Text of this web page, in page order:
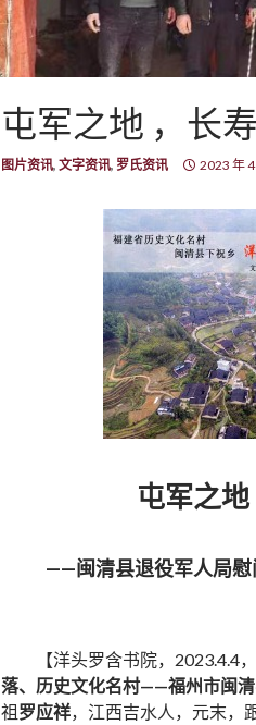
屯军之地 ，长
图片资讯, 文字资讯, 罗氏资讯 2023 年 4
屯军之
——闽清县退役军人局
【洋头罗含书院，2023.4.4
落、历史文化名村——福州市闽清
祖罗应祥，江西吉水人，元末，